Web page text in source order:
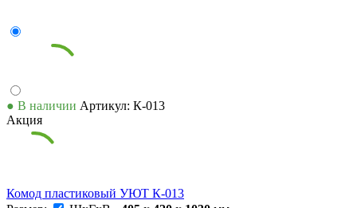
● В наличии Артикул: К-013
Акция
Комод пластиковый УЮТ К-013